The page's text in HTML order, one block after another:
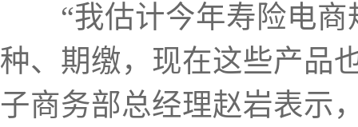
“我估计今年寿险电商
种、期缴，现在这些产品
子商务部总经理赵岩表示